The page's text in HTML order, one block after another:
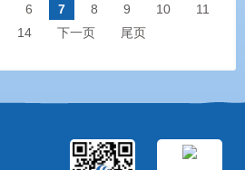
6 7 8 9 10
11
14 下一页 尾页